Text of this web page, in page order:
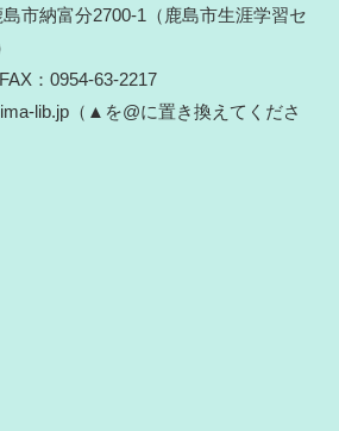
市納富分2700-1（鹿島市生涯学習セ
：0954-63-2217
lib.jp（▲を@に置き換えてくださ